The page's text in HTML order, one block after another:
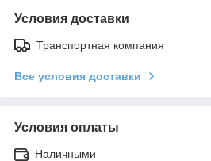
Условия доставки
Транспортная компания
Все условия доставки
Условия оплаты
Наличными